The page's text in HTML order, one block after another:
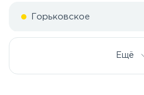
Горьковское
Ещё